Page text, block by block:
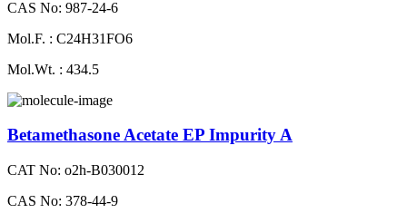
CAS No: 987-24-6
Mol.F. : C24H31FO6
Mol.Wt. : 434.5
Betamethasone Acetate EP Impurity A
CAT No: o2h-B030012
CAS No: 378-44-9